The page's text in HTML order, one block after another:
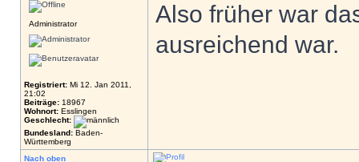
Administrator
Registriert: Mi 12. Jan 2011,
21:02
Beiträge: 18967
Wohnort: Esslingen
Geschlecht:
Bundesland: Baden-
Württemberg
Also früher war
ausreichend war.
Nach oben